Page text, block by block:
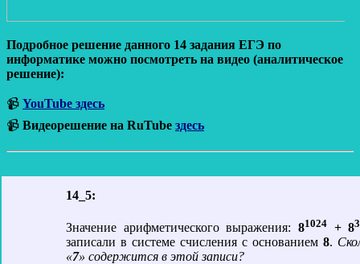
Подробное решение данного 14 задания ЕГЭ по
информатике можно посмотреть на видео (аналитическое
решение):
📹 YouTube здесь
📹 Видеорешение на RuTube здесь
14_5:
Значение арифметического выражения: 81024 + 8
записали в системе счисления с основанием 8.
«7» содержится в этой записи?